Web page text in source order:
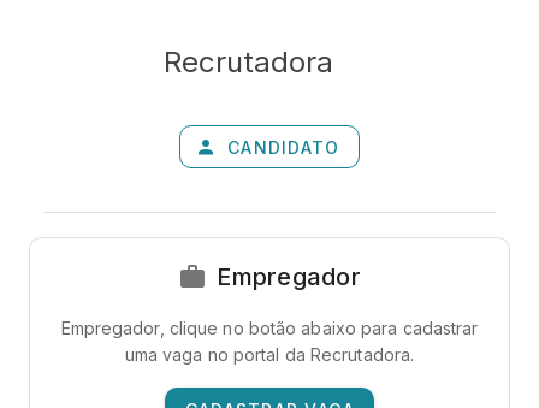
Recrutadora
CANDIDATO
Empregador
Empregador, clique no botão abaixo para cadastrar
uma vaga no portal da Recrutadora.